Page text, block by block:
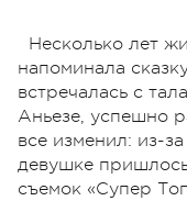
Несколько лет
напоминала
встречалась с
Аньезе, успешно
все изменил: из-
девушке
съемок «Супер